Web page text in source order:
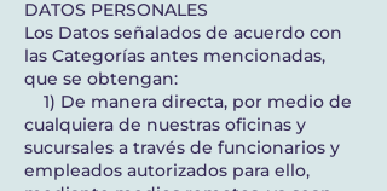
DATOS PERSONALES
Los Datos señalados de acuerdo con
las Categorías antes mencionadas,
que se obtengan:
1) De manera directa, por medio de
cualquiera de nuestras oficinas y
sucursales a través de funcionarios y
empleados autorizados para ello,